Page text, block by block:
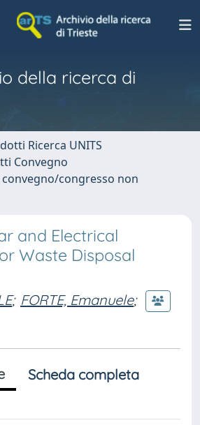
della ricerca di
Ricerca UNITS
Convegno
congresso non
and Electrical
Waste Disposal
; FORTE, Emanuele;
Scheda completa